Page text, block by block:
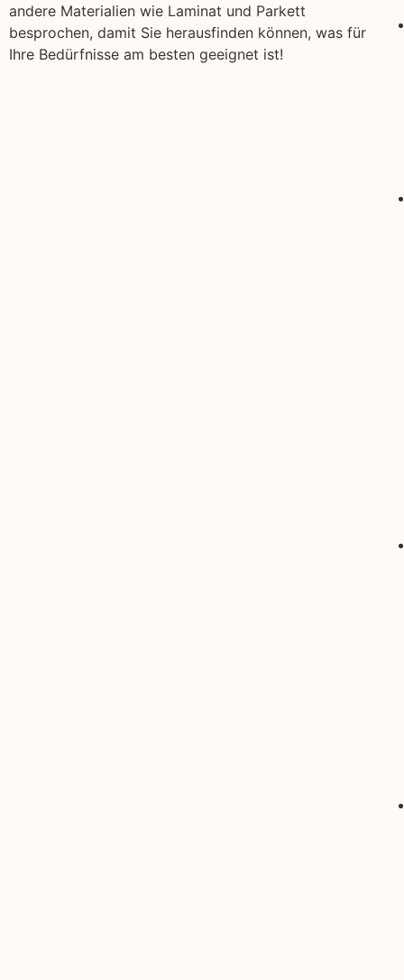
andere Materialien wie Laminat und Parkett
besprochen, damit Sie herausfinden können, was für
Ihre Bedürfnisse am besten geeignet ist!